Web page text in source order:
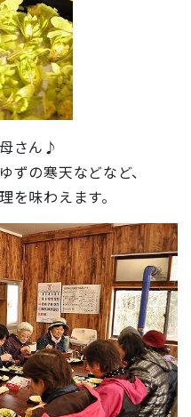
さん♪
ずの寒天などなど、
を味わえます。